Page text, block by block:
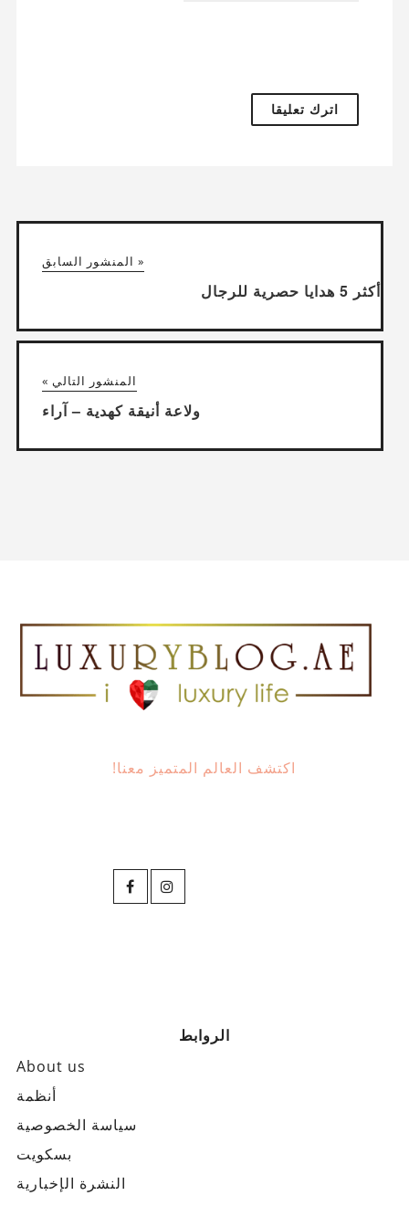
« المنشور السابق
أكثر 5 هدايا حصرية للرجال
المنشور التالي »
ولاعة أنيقة كهدية – آراء
اكتشف العالم المتميز معنا!
الروابط
About us
أنظمة
سياسة الخصوصية
بسكويت
النشرة الإخبارية